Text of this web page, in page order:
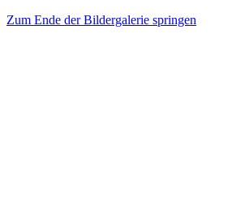
Zum Ende der Bildergalerie springen